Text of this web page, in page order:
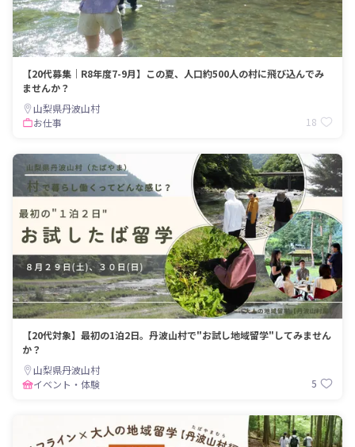
【20代募集｜R8年度7-9月】この夏、人口約500人の村に飛び込んでみ
ませんか？
山梨県丹波山村
お仕事
18
【20代対象】最初の1泊2日。丹波山村で"お試し地域留学"してみません
か？
山梨県丹波山村
イベント・体験
5